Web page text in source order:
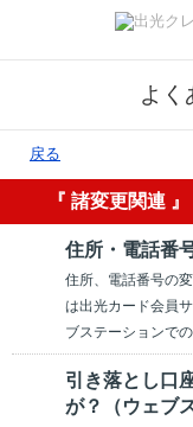
よく
戻る
『 諸変更関連
住所・電話番
住所、電話番号の
は出光カード会員
ブステーションで
引き落とし口
が？（ウェブ